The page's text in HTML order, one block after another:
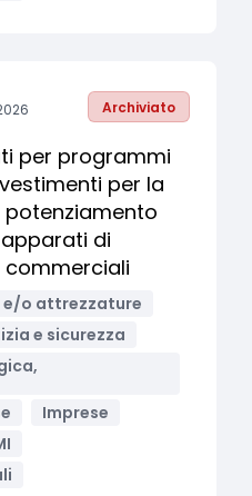
Archiviato
per programmi
per la
potenziamento
di
commerciali
e/o attrezzature
e sicurezza
Imprese